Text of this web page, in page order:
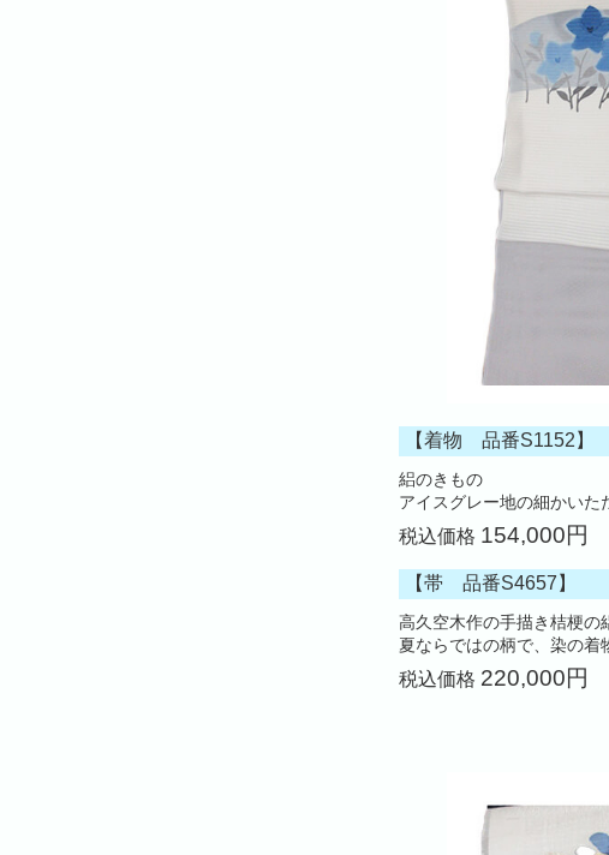
【着物 品番S1152】
絽のきもの
アイスグレー地の細かいた
税込価格 154,000円
【帯 品番S4657】
高久空木作の手描き桔梗の
夏ならではの柄で、染の着
税込価格 220,000円